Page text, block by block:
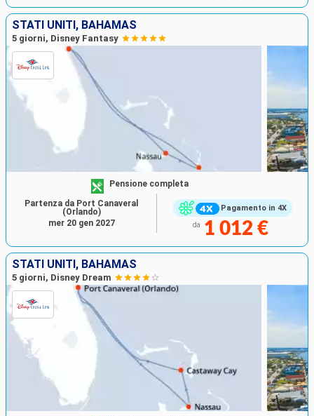
STATI UNITI, BAHAMAS
5 giorni, Disney Fantasy
Pagamento in 4X
Pensione completa
da 1 012 €
Partenza da Port Canaveral
(Orlando)
mer 20 gen 2027
STATI UNITI, BAHAMAS
5 giorni, Disney Dream